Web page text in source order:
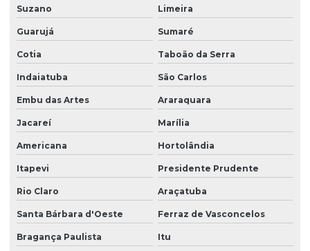
Empresa de serviço terceirizado
Empresa de serviços terceirizados
Empresa de serviços terceirizados de limpeza
Empresa de terceirização de limpeza
Empresa de terceirização de serviços gerais
Empresa de terceirização de serviços de limpeza
Empresa terceirização de zelador
Empresa terceirização zeladoria
Suzano Limeira
Guarujá Sumaré
Cotia Taboão da Serra
Indaiatuba São Carlos
Embu das Artes Araraquara
Jacareí Marília
Americana Hortolândia
Itapevi Presidente Prudente
Rio Claro Araçatuba
Santa Bárbara d'Oeste Ferraz de Vasconcelos
Bragança Paulista Itu